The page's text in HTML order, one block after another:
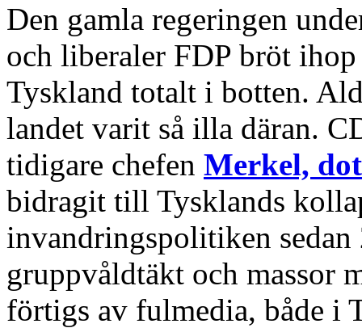
Den gamla regeringen
och liberaler FDP bröt
Tyskland totalt i botten.
landet varit så illa däran.
tidigare chefen Merkel,
bidragit till Tysklands
invandringspolitiken
gruppvåldtäkt och massor
förtigs av fulmedia, både i